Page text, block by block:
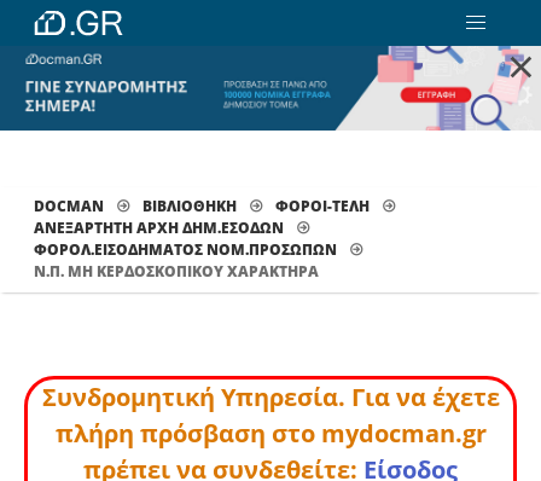
×
DOCMAN ΒΙΒΛΙΟΘΗΚΗ
ΦΟΡΟΙ-ΤΕΛΗ
ΑΝΕΞΑΡΤΗΤΗ ΑΡΧΗ ΔΗΜ.ΕΣΟΔΩΝ
ΦΟΡΟΛ.ΕΙΣΟΔΉΜΑΤΟΣ ΝΟΜ.ΠΡΟΣΏΠΩΝ
Ν.Π. ΜΗ ΚΕΡΔΟΣΚΟΠΙΚΟΎ ΧΑΡΑΚΤΉΡΑ
Συνδρομητική Υπηρεσία. Για να έχετε
πλήρη πρόσβαση στο mydocman.gr
πρέπει να συνδεθείτε: Είσοδος